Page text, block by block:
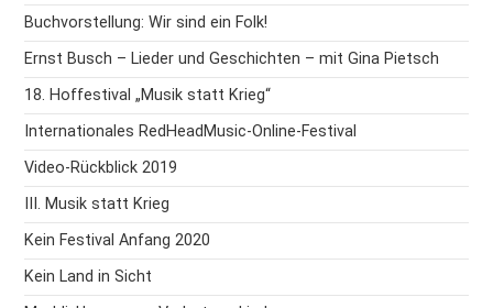
Buchvorstellung: Wir sind ein Folk!
Ernst Busch – Lieder und Geschichten – mit Gina Pietsch
18. Hoffestival „Musik statt Krieg“
Internationales RedHeadMusic-Online-Festival
Video-Rückblick 2019
III. Musik statt Krieg
Kein Festival Anfang 2020
Kein Land in Sicht